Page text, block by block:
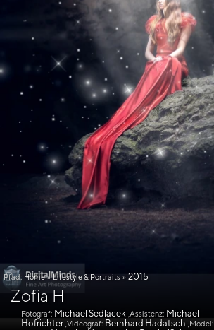
Pfad: Home » Lifestyle & Portraits » 2015
Zofia H
Fotograf: Michael Sedlacek ,Assistenz: Michael
Hofrichter ,Videograf: Bernhard Hadatsch ,Model: